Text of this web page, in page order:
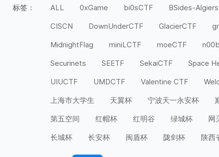
标签： ALL 0xGame bi0sCTF
BSides-Algiers
CISCN
DownUnderCTF GlacierCTF
MidnightFlag
miniLCTF moeCTF
Securinets
SEETF SekaiCTF
Space
UIUCTF
UMDCTF Valentine CTF
上海市大学生
天翼杯 宁波天一永安杯
第五空间
红帽杯 红明谷 绿城杯
网
长城杯
长安杯 闽盾杯 陇剑杯 陕西